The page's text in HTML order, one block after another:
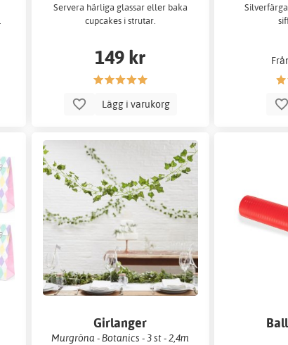
Servera härliga glassar eller baka
cupcakes i strutar.
149 kr
Lägg i varukorg
Girlanger
Murgröna - Botanics - 3 st - 2,4m